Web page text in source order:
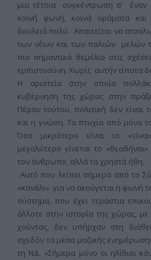
μια τέτοια συγκέντρωση σ' έναν
κοινή φωνή, κοινά οράματα και
δουλειά πολύ. Απαιτείται να
των νέων και των παλιών μελών
πιο σημαντικό θεμέλιο στις
εμπιστοσύνη. Χωρίς αυτήν τίποτα
Η αριστεία στην οποία
κυβέρνηση της χώρας στην
Πέραν τούτου, πολιτική δεν είναι
και η γνώση. Τα πτυχία από μόνα
Όσο μικρότερο είναι το
μεγαλύτερο γίνεται το
τον άνθρωπο, αλλά τα χρηστά ήθη.
Αυτό που λείπει σήμερα από το
«κανάλι» για να ακούγεται η φωνή
σύστημα, που έχει τεράστια
άλλοτε στην ιστορία της χώρας,
χούντας, δεν υπήρχαν στη
σχεδόν τα μέσα μαζικής
τη ΝΔ. «Σήμερα μόνο οι ηλίθιοι